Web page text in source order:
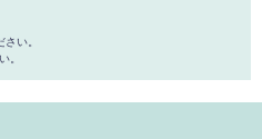
い。